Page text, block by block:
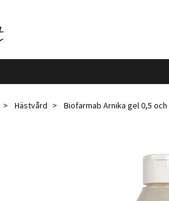
Hästvård Biofarmab Arnika gel 0,5 och